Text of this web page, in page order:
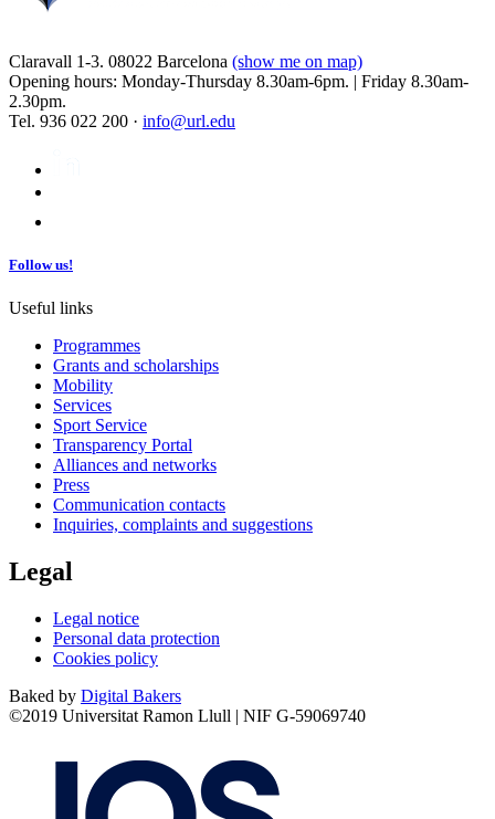
Claravall 1-3. 08022 Barcelona (show me on map)
Opening hours: Monday-Thursday 8.30am-6pm. | Friday 8.30am-
2.30pm.
Tel. 936 022 200 · info@url.edu
Follow us!
Useful links
Programmes
Grants and scholarships
Mobility
Services
Sport Service
Transparency Portal
Alliances and networks
Press
Communication contacts
Inquiries, complaints and suggestions
Legal
Legal notice
Personal data protection
Cookies policy
Baked by Digital Bakers
©2019 Universitat Ramon Llull | NIF G-59069740